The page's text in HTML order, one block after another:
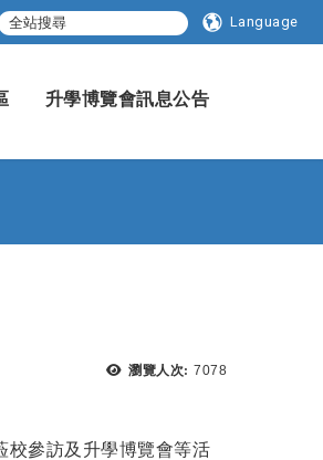
Language
升學博覽會訊息公告
瀏覽人次: 瀏覽次數：
7078
校參訪及升學博覽會等活